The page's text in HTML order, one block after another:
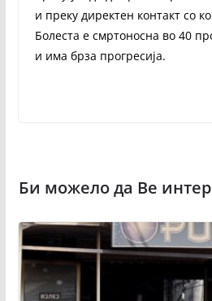
и преку директен контакт со
Болеста е смртоносна во 40
и има брза прогресија.